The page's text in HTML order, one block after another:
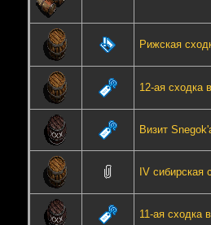
Рижская
12-ая сходка
Визит
IV сибирская
11-ая сходка